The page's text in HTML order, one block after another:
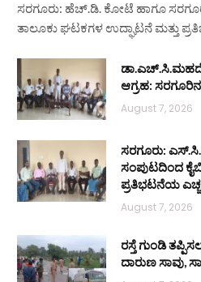
ಸರಗೂರು: ಹೆಚ್.ಡಿ. ಕೋಟೆ ಹಾಗೂ
ತಾಲೂಕು ಘಟಕಗಳ ಉದ್ಘಾಟನೆ ಮತ್ತು
ಆಗ್ರಹ:
August 7, 2026
ಸರಗೂರು:
ಸಂಪುಟದಿಂದ
ಪ್ರತಿಭಟನೆಯ
August 7, 2026
ರಸ್ತೆ ಗುಂಡಿ
ದಾರುಣ ಸಾವು,